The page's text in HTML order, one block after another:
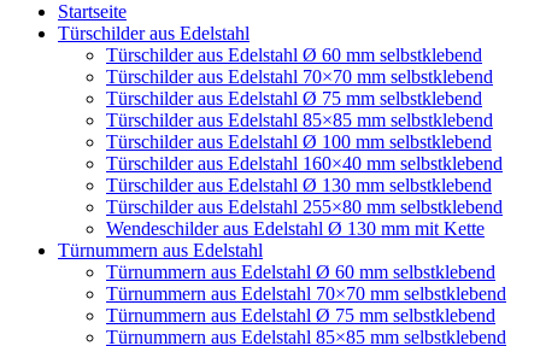
Startseite
Türschilder aus Edelstahl
Türschilder aus Edelstahl Ø 60 mm selbstklebend
Türschilder aus Edelstahl 70×70 mm selbstklebend
Türschilder aus Edelstahl Ø 75 mm selbstklebend
Türschilder aus Edelstahl 85×85 mm selbstklebend
Türschilder aus Edelstahl Ø 100 mm selbstklebend
Türschilder aus Edelstahl 160×40 mm selbstklebend
Türschilder aus Edelstahl Ø 130 mm selbstklebend
Türschilder aus Edelstahl 255×80 mm selbstklebend
Wendeschilder aus Edelstahl Ø 130 mm mit Kette
Türnummern aus Edelstahl
Türnummern aus Edelstahl Ø 60 mm selbstklebend
Türnummern aus Edelstahl 70×70 mm selbstklebend
Türnummern aus Edelstahl Ø 75 mm selbstklebend
Türnummern aus Edelstahl 85×85 mm selbstklebend